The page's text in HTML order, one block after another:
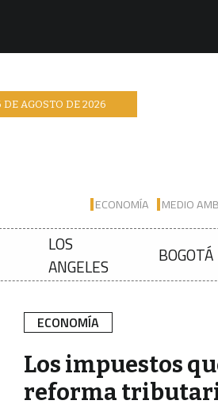
ECONOMÍA MEDIO
DEAGOSTO DE2026
LOS
ANGELES
BOGOTÁ
ECONOMÍA
Los impuestos
reforma